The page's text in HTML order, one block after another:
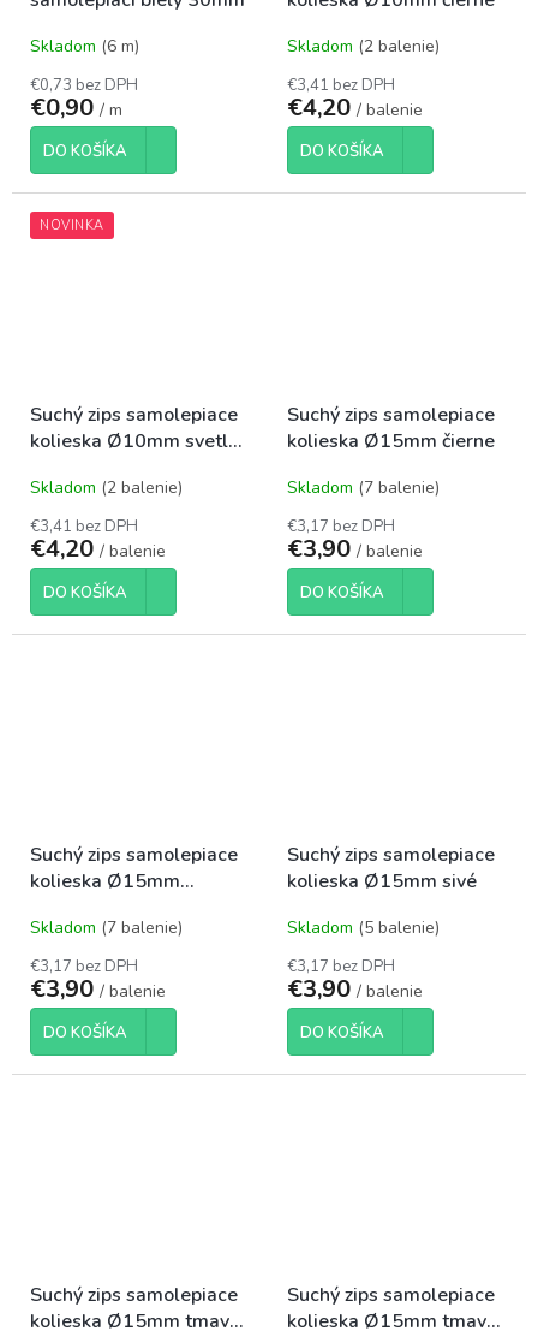
Skladom (6 m)
€0,73 bez DPH
€0,90 / m
DO KOŠÍKA
Skladom (2 balenie)
€3,41 bez DPH
€4,20 / balenie
DO KOŠÍKA
NOVINKA
Suchý zips samolepiace
kolieska Ø10mm svetlé
Skladom (2 balenie)
€3,41 bez DPH
€4,20 / balenie
DO KOŠÍKA
Suchý zips samolepiace
kolieska Ø15mm čierne
Skladom (7 balenie)
€3,17 bez DPH
€3,90 / balenie
DO KOŠÍKA
Suchý zips samolepiace
kolieska Ø15mm
Skladom (7 balenie)
€3,17 bez DPH
€3,90 / balenie
DO KOŠÍKA
Suchý zips samolepiace
kolieska Ø15mm sivé
Skladom (5 balenie)
€3,17 bez DPH
€3,90 / balenie
DO KOŠÍKA
Suchý zips samolepiace
kolieska Ø15mm tmavé
Suchý zips samolepiace
kolieska Ø15mm tmavé